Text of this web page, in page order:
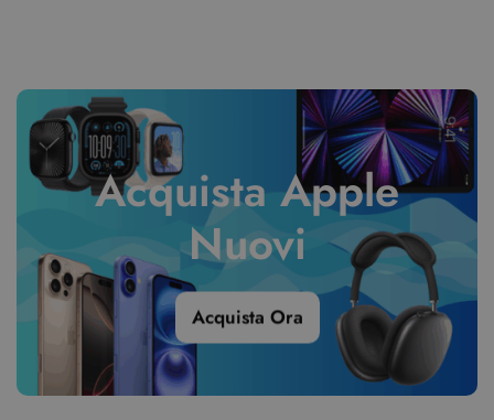
Acquista Apple
Nuovi
Acquista Ora